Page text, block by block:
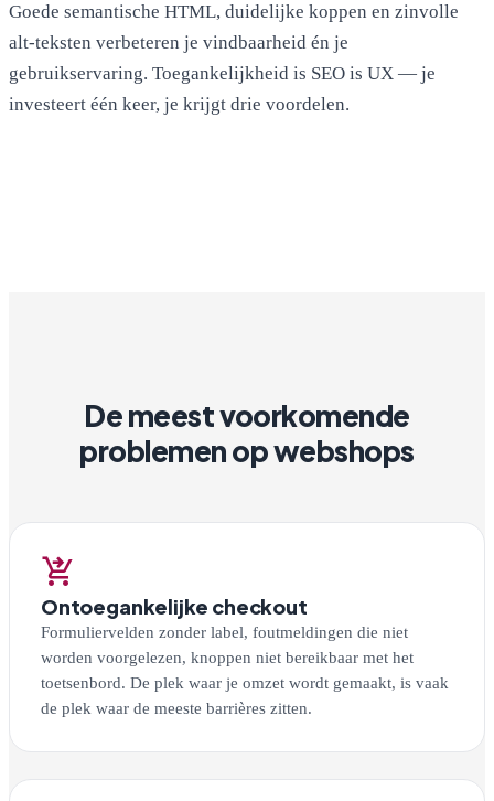
Goede semantische HTML, duidelijke koppen en zinvolle
alt-teksten verbeteren je vindbaarheid én je
gebruikservaring. Toegankelijkheid is SEO is UX — je
investeert één keer, je krijgt drie voordelen.
De meest voorkomende
problemen op webshops
shopping_cart_checkout
Ontoegankelijke checkout
Formuliervelden zonder label, foutmeldingen die niet
worden voorgelezen, knoppen niet bereikbaar met het
toetsenbord. De plek waar je omzet wordt gemaakt, is vaak
de plek waar de meeste barrières zitten.